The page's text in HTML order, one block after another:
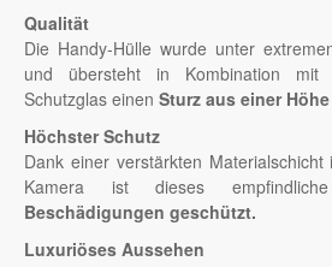
Qualität
Die Handy-Hülle wurde unter
und übersteht in Kombination mit
Schutzglas einen Sturz aus einer
Höchster Schutz
Dank einer verstärkten
Kamera ist dieses
Beschädigungen geschützt.
Luxuriöses Aussehen